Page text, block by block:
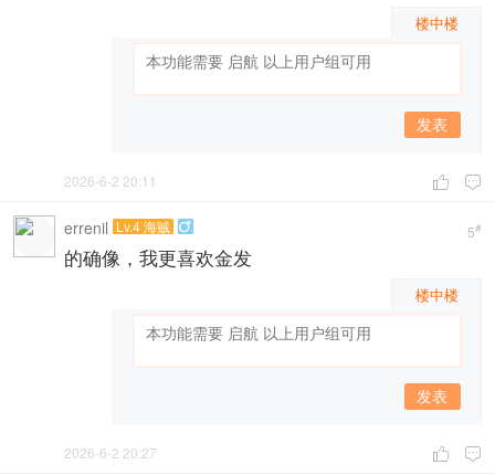
楼中楼
发表
 
2026-6-2 20:11
5#
errenil Lv.4 海贼 
的确像，我更喜欢金发
楼中楼
发表
 
2026-6-2 20:27